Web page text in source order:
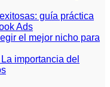
guía práctica
Ads
el mejor nicho para
importancia del